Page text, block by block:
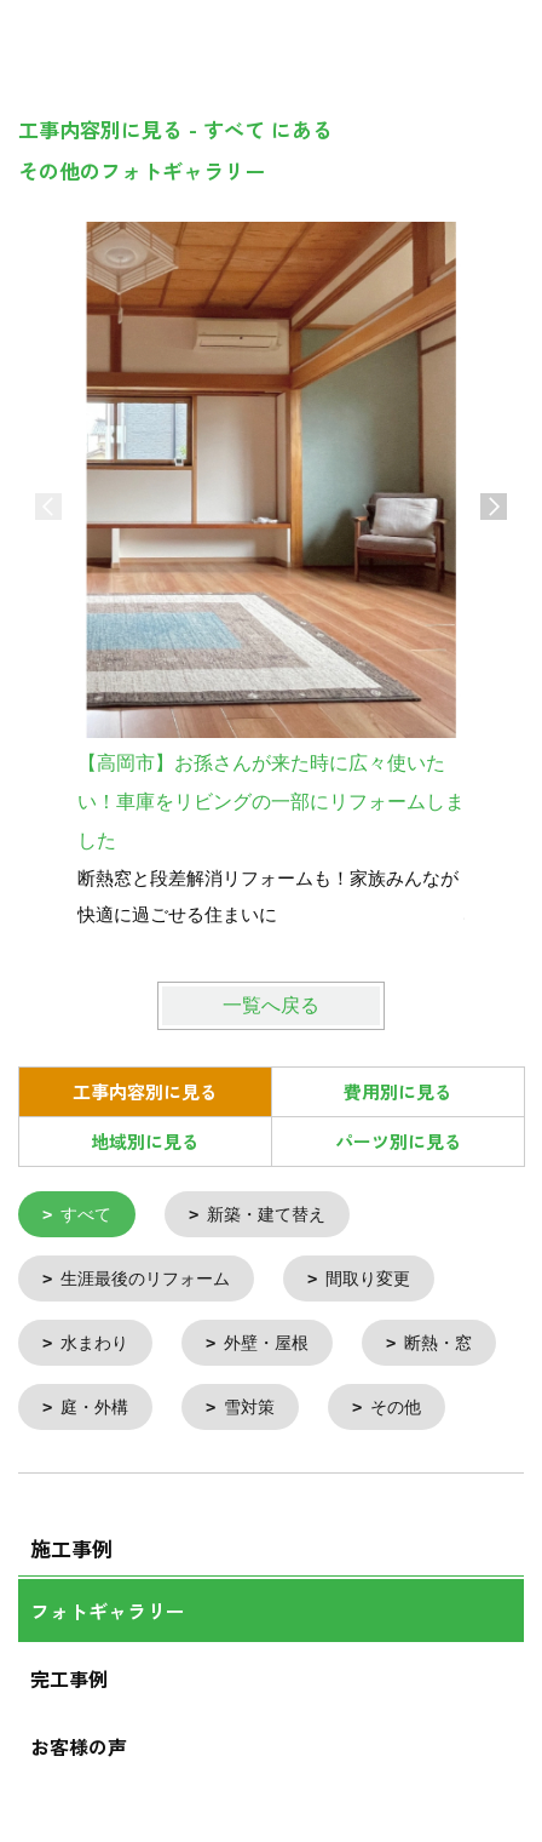
工事内容別に見る - すべて にある
その他のフォトギャラリー
【高岡市】お孫さんが来た時に広々使いた
い！車庫をリビングの一部にリフォームしま
した
断熱窓と段差解消リフォームも！家族みんなが
快適に過ごせる住まいに
一覧へ戻る
工事内容別に見る
費用別に見る
地域別に見る
パーツ別に見る
すべて 新築・建て替え
生涯最後のリフォーム 間取り変更
水まわり 外壁・屋根 断熱・窓
庭・外構 雪対策 その他
施工事例
フォトギャラリー
完工事例
お客様の声